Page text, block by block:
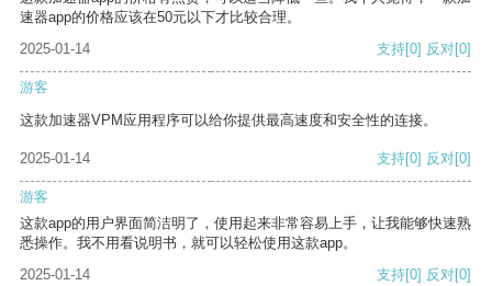
速器app的价格应该在50元以下才比较合理。
2025-01-14
支持[0] 反对[0]
游客
这款加速器VPM应用程序可以给你提供最高速度和安全性的连接。
2025-01-14 支持[0] 反对[0]
游客
这款app的用户界面简洁明了，使用起来非常容易上手，让我能够快速熟
悉操作。我不用看说明书，就可以轻松使用这款app。
2025-01-14
支持[0] 反对[0]